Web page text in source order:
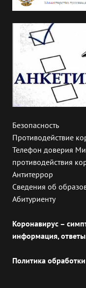
Безопасность
Противодействие
Телефон доверия
противодействия
Антитеррор
Сведения об
Абитуриенту
Коронавирус –
информация,
Политика